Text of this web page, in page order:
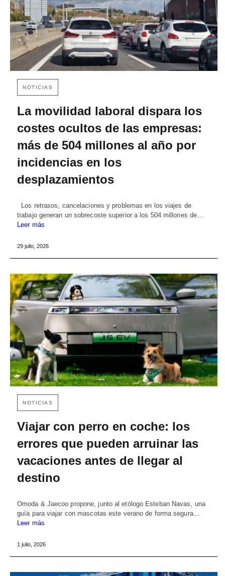
NOTICIAS
La movilidad laboral dispara los
costes ocultos de las empresas:
más de 504 millones al año por
incidencias en los
desplazamientos
Los retrasos, cancelaciones y problemas en los viajes de
trabajo generan un sobrecoste superior a los 504 millones de…
Leer más
29 julio, 2026
NOTICIAS
Viajar con perro en coche: los
errores que pueden arruinar las
vacaciones antes de llegar al
destino
Omoda & Jaecoo propone, junto al etólogo Esteban Navas, una
guía para viajar con mascotas este verano de forma segura…
Leer más
1 julio, 2026